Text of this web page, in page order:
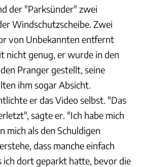
der "Parksünder" zwei
Windschutzscheibe. Zwei
von Unbekannten entfernt
nicht genug, er wurde in den
Pranger gestellt, seine
ihm sogar Absicht.
er das Video selbst. "Das
sagte er. "Ich habe mich
mich als den Schuldigen
dass manche einfach
ich dort geparkt hatte, bevor die